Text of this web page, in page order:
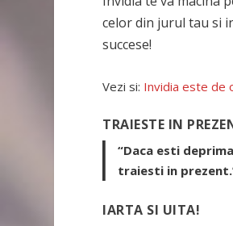
celor din jurul tau si
succese!
Vezi si: Invidia este de
TRAIESTE IN
“Daca esti
traiesti in
IARTA SI UITA!